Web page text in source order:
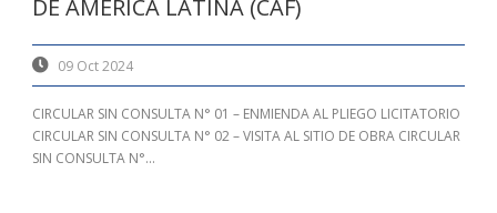
DE AMERICA LATINA (CAF)
09 Oct 2024
CIRCULAR SIN CONSULTA N° 01 – ENMIENDA AL PLIEGO LICITATORIO
CIRCULAR SIN CONSULTA N° 02 – VISITA AL SITIO DE OBRA CIRCULAR
SIN CONSULTA N°...